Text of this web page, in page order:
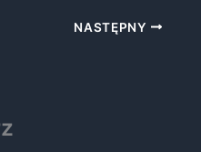
NASTĘPNY